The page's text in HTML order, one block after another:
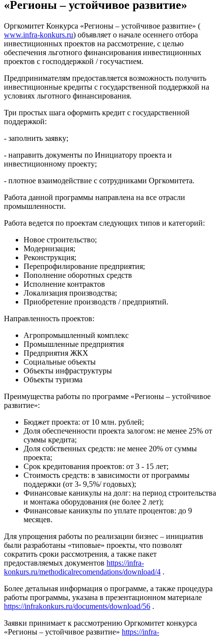
«Регионы – устойчивое развитие»
Оргкомитет Конкурса «Регионы – устойчивое развитие» (
www.infra-konkurs.ru) объявляет о начале осеннего отбора
инвестиционных проектов на рассмотрение, с целью
обеспечения льготного финансирования инвестиционных
проектов с господдержкой / госучастием.
Предпринимателям предоставляется возможность получить
инвестиционные кредиты с государственной поддержкой на
условиях льготного финансирования.
Три простых шага оформить кредит с государственной
поддержкой:
- заполнить заявку;
- направить документы по Инициатору проекта и
инвестиционному проекту;
- плотное взаимодействие с сотрудниками Оргкомитета.
Работа данной программы направлена на все отрасли
промышленности.
Работа ведется по проектам следующих типов и категорий:
Новое строительство;
Модернизация;
Реконструкция;
Перепрофилирование предприятия;
Пополнение оборотных средств
Исполнение контрактов
Локализация производства;
Приобретение производств / предприятий.
Направленность проектов:
Агропромышленный комплекс
Промышленные предприятия
Предприятия ЖКХ
Социальные объекты
Объекты инфраструктуры
Объекты туризма
Преимущества работы по программе «Регионы – устойчивое
развитие»:
Бюджет проекта: от 10 млн. рублей;
Доля обеспеченности проекта залогом: не менее 25% от
суммы кредита;
Доля собственных средств: не менее 20% от суммы
проекта;
Срок кредитования проектов: от 3 - 15 лет;
Стоимость средств: в зависимости от программы
поддержки (от 3- 9,5%/ годовых);
Финансовые каникулы на долг: на период строительства
и монтажа оборудования (не более 2 лет);
Финансовые каникулы по уплате процентов: до 9
месяцев.
Для упрощения работы по реализации бизнес – инициатив
были разработаны «типовые» проекты, что позволят
сократить сроки рассмотрения, а также пакет
предоставляемых документов https://infra-
konkurs.ru/methodicalrecomendations/download/4 .
Более детальная информация о программе, а также процедура
работы программы, указана в презентационном материале
https://infrakonkurs.ru/documents/download/56 .
Заявки принимает к рассмотрению Оргкомитет конкурса
«Регионы – устойчивое развитие» https://infra-